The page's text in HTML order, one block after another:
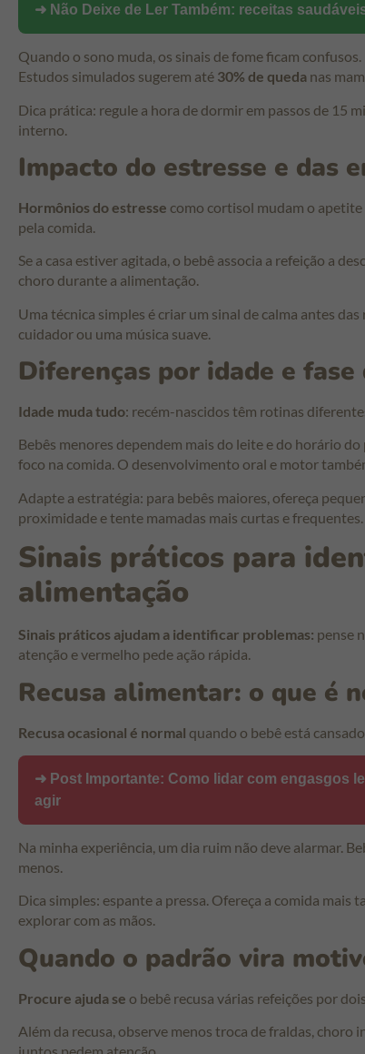
➜ Não Deixe de Ler Também: receitas
Quando o sono muda, os sinais de fome ficam
Estudos simulados sugerem até 30% de queda nas
Dica prática: regule a hora de dormir em passos de 15
interno.
Impacto do estresse e das
Hormônios do estresse como cortisol mudam o
pela comida.
Se a casa estiver agitada, o bebê associa a refeição a
choro durante a alimentação.
Uma técnica simples é criar um sinal de calma antes
cuidador ou uma música suave.
Diferenças por idade e
Idade muda tudo: recém-nascidos têm rotinas
Bebês menores dependem mais do leite e do horário
foco na comida. O desenvolvimento oral e motor
Adapte a estratégia: para bebês maiores, ofereça
proximidade e tente mamadas mais curtas e frequentes.
Sinais práticos para
alimentação
Sinais práticos ajudam a identificar problemas: pense
atenção e vermelho pede ação rápida.
Recusa alimentar: o que é
Recusa ocasional é normal quando o bebê está
➜ Post Importante: Como lidar com engasgos
agir
Na minha experiência, um dia ruim não deve alarmar.
menos.
Dica simples: espante a pressa. Ofereça a comida mais
explorar com as mãos.
Quando o padrão vira
Procure ajuda se o bebê recusa várias refeições por
Além da recusa, observe menos troca de fraldas, choro